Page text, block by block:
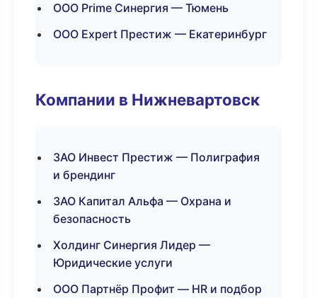
ООО Prime Синергия — Тюмень
ООО Expert Престиж — Екатеринбург
Компании в Нижневартовск
ЗАО Инвест Престиж — Полиграфия
и брендинг
ЗАО Капитал Альфа — Охрана и
безопасность
Холдинг Синергия Лидер —
Юридические услуги
ООО Партнёр Профит — HR и подбор